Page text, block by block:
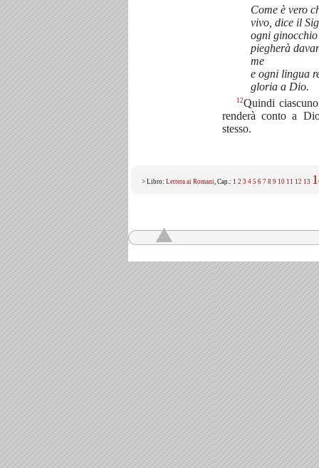
Come è vero
vivo, dice il
ogni
piegherà
me
e ogni lingua
gloria a Dio.
12Quindi
renderà conto a
stesso.
> Libro: Lettera ai Romani, Cap.: 1 2 3 4 5 6 7 8 9 10 11 12 13